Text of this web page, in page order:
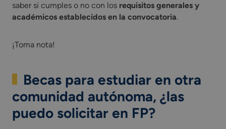
saber si cumples o no con los requisitos generales y
académicos establecidos en la convocatoria.
¡Toma nota!
Becas para estudiar en otra
comunidad autónoma, ¿las
puedo solicitar en FP?